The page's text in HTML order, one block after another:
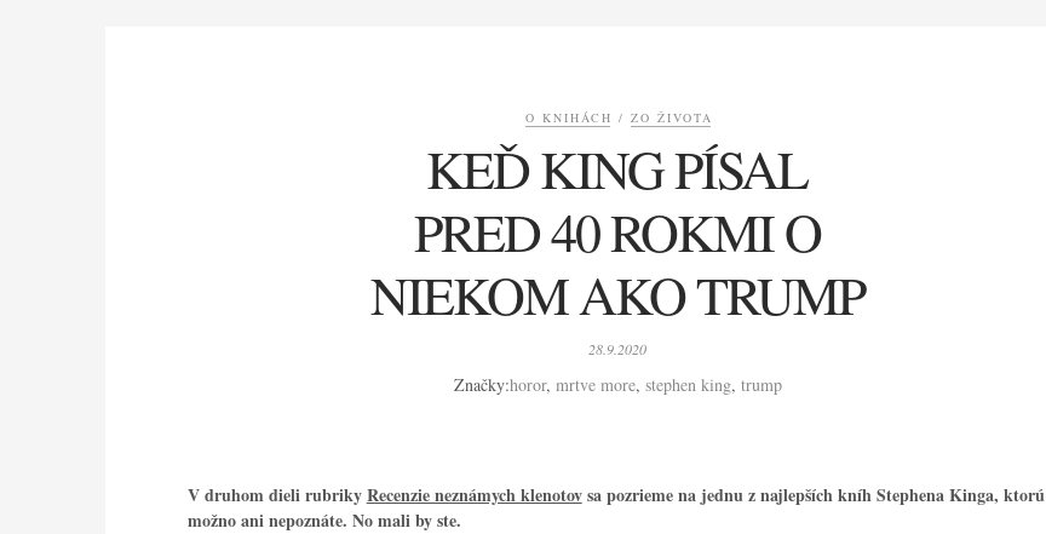
O KNIHÁCH / ZO ŽIVOTA
KEĎ KING PÍSAL
PRED 40 ROKMI O
NIEKOM AKO TRUMP
28.9.2020
Značky:horor, mrtve more, stephen king, trump
V druhom dieli rubrikyRecenzie neznámych klenotovsa pozrieme na jednu z najlepších kníh Stephena Kinga, ktorú
možno ani nepoznáte. No mali by ste.